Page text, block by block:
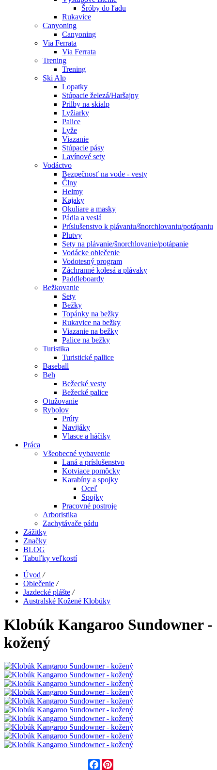
Šróby do ľadu
Rukavice
Canyoning
Canyoning
Via Ferrata
Via Ferrata
Trening
Trening
Ski Alp
Lopatky
Stúpacie železá/Haršajny
Prilby na skialp
Lyžiarky
Palice
Lyže
Viazanie
Stúpacie pásy
Lavínové sety
Vodáctvo
Bezpečnosť na vode - vesty
Člny
Helmy
Kajaky
Okuliare a masky
Pádla a veslá
Príslušenstvo k plávaniu/šnorchlovaniu/potápaniu
Plutvy
Sety na plávanie/šnorchlovanie/potápanie
Vodácke oblečenie
Vodotesný program
Záchranné kolesá a plávaky
Paddleboardy
Bežkovanie
Sety
Bežky
Topánky na bežky
Rukavice na bežky
Viazanie na bežky
Palice na bežky
Turistika
Turistické pallice
Baseball
Beh
Bežecké vesty
Bežecké palice
Otužovanie
Rybolov
Prúty
Navijáky
Vlasce a háčiky
Práca
Všeobecné vybavenie
Laná a príslušenstvo
Kotviace pomôcky
Karabíny a spojky
Oceľ
Spojky
Pracovné postroje
Arboristika
Zachytávače pádu
Zážitky
Značky
BLOG
Tabuľky veľkostí
Úvod /
Oblečenie /
Jazdecké plášte /
Australské Kožené Klobúky
Klobúk Kangaroo Sundowner -
kožený
Facebook